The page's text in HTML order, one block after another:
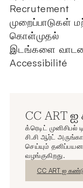
Recrutement
முறைப்பாடுகள்
கொள்முதல்
இடங்களை
Accessibilité
CC ART ஐ
க்ரெடிட் முனிசிபல்
சி.சி ஆர்ட்
செய்யும்
வழங்குகிறது.
புதிய சாளரம்
CC ART ஐ